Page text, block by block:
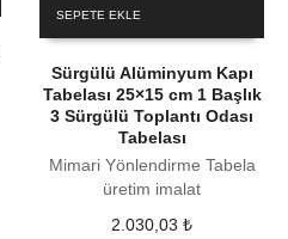
SEPETE EKLE
Sürgülü Alüminyum Kapı
Tabelası 25×15 cm 1 Başlık
3 Sürgülü Toplantı Odası
Tabelası
Mimari Yönlendirme Tabela
üretim imalat
2.030,03₺